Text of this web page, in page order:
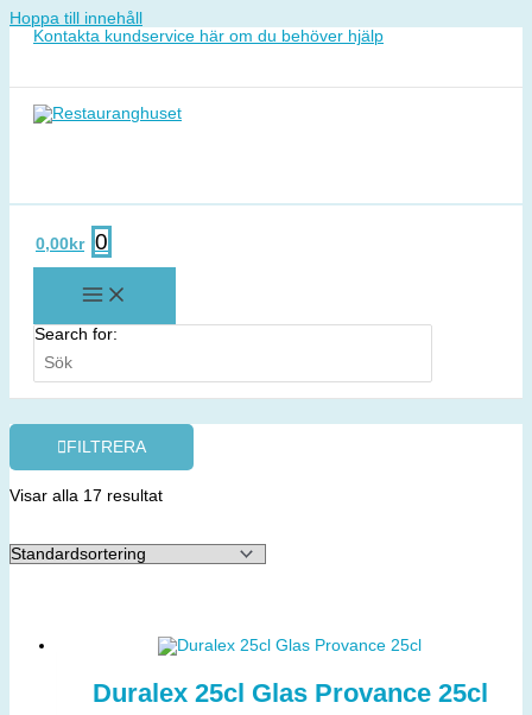
Hoppa till innehåll
Kontakta kundservice här om du behöver hjälp
0,00 kr 0
Search for:
FILTRERA
Visar alla 17 resultat
Duralex 25cl Glas Provance 25cl